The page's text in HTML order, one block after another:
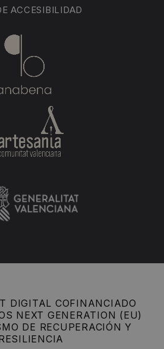
ACCESIBILIDAD
DIGITAL COFINANCIADO
NEXT GENERATION (EU)
DE RECUPERACIÓN Y